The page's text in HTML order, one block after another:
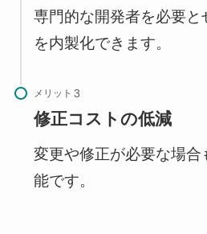
専門的な開発者を必要と
を内製化できます。
メリット
修正コストの低減
変更や修正が必要な場
能です。